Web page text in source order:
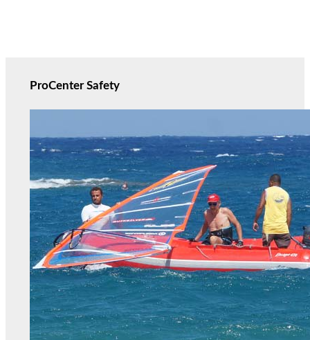
ProCenter Safety